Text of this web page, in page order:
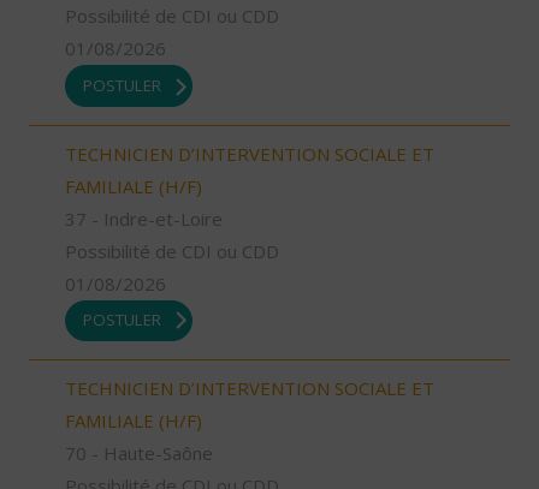
Possibilité de CDI ou CDD
01/08/2026
POSTULER
TECHNICIEN D’INTERVENTION SOCIALE ET
FAMILIALE (H/F)
37 - Indre-et-Loire
Possibilité de CDI ou CDD
01/08/2026
POSTULER
TECHNICIEN D’INTERVENTION SOCIALE ET
FAMILIALE (H/F)
70 - Haute-Saône